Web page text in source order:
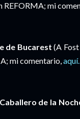
REFORMA; mi
de Bucarest (A
mi comentario,aquí.
de la